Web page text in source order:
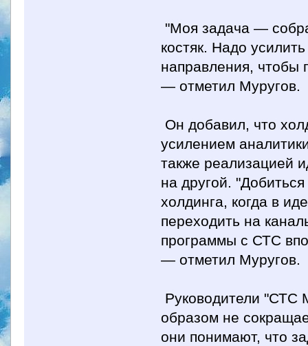
"Моя задача —
костяк. Надо
направления, чтобы
— отметил Муругов.
Он добавил, что
усилением
также реализацией
на другой.
холдинга, когда в
переходить на
программы с СТС
— отметил Муругов.
Руководители "СТС
образом не
они понимают, что